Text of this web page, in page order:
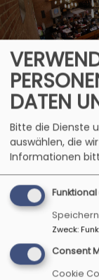
Startseite Über
ÜBER
WAS
DATEN
Bitte die Dienste
auswählen, die
Informationen
Funktional
Zweck:
Consent
Cookie